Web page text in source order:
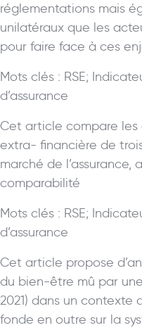
réglementations mais
unilatéraux que les
pour faire face à ces
Mots clés : RSE;
d’assurance
Cet article compare
extra- financière de
marché de
comparabilité
Mots clés : RSE;
d’assurance
Cet article propose
du bien-être mû par
2021) dans un contexte
fonde en outre sur la